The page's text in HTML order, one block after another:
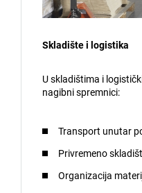
Skladište i logistika
U skladištima i
nagibni spremnici:
Transport unutar
Privremeno
Organizacija